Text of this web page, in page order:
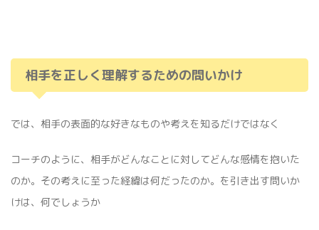
相手を正しく理解するための問いかけ
では、相手の表面的な好きなものや考えを知るだけではなく
コーチのように、相手がどんなことに対してどんな感情を抱いた
のか。その考えに至った経緯は何だったのか。を引き出す問いか
けは、何でしょうか